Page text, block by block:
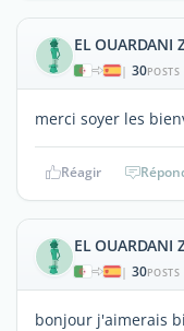
EL OUARDANI
| 30POSTS
merci soyer les
Réagir
EL OUARDANI
| 30POSTS
bonjour j'aimerais